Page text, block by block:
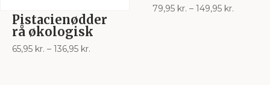
Pistacienødder
rå økologisk
65,95 kr. – 136,95 kr.
79,95 kr. – 149,95 kr.